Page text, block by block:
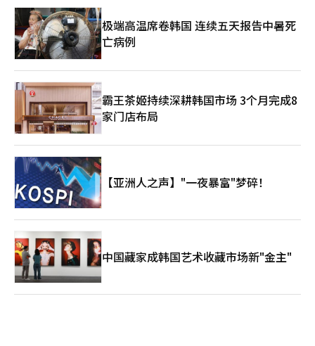
极端高温席卷韩国 连续五天报告中暑死
亡病例
霸王茶姬持续深耕韩国市场 3个月完成8
家门店布局
【亚洲人之声】"一夜暴富"梦碎！
中国藏家成韩国艺术收藏市场新"金主"